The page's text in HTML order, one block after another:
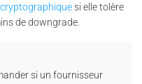
si elle tolère
de downgrade.
si un fournisseur